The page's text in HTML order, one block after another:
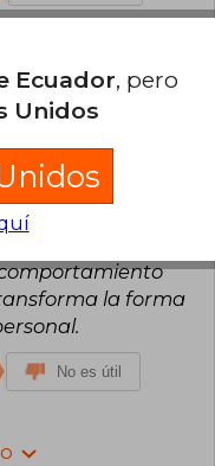
contigo
que no solo te
te explica por
la forma
No es útil
Ecuador, pero
Unidos